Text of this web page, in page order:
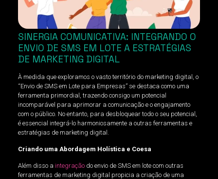
SINERGIA COMUNICATIVA: INTEGRANDO O
ENVIO DE SMS EM LOTE A ESTRATÉGIAS
DE MARKETING DIGITAL
À medida que exploramos o vasto território do marketing digital, o
“Envio de SMS em Lote para Empresas” se destaca como uma
ferramenta primordial, trazendo consigo um potencial
incomparável para aprimorar a comunicação e o engajamento
com o público. No entanto, para desbloquear todo o seu potencial,
é essencial integrá-lo harmoniosamente a outras ferramentas e
estratégias de marketing digital.
Criando uma Abordagem Holística e Coesa
Além disso a integraçãodo envio de SMS em lote com outras
ferramentas de marketing digital propicia a criação de uma